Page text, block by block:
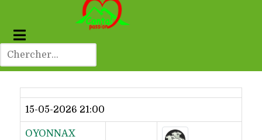
Dernier résultat
15-05-2026 21:00
OYONNAX